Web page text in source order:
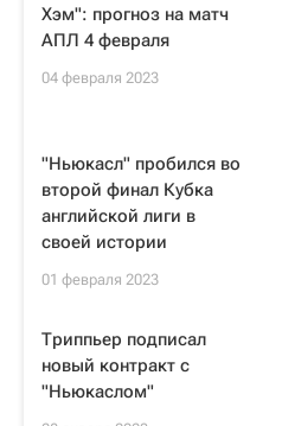
Хэм": прогноз на матч
АПЛ 4 февраля
04 февраля 2023
"Ньюкасл" пробился во
второй финал Кубка
английской лиги в
своей истории
01 февраля 2023
Триппьер подписал
новый контракт с
"Ньюкаслом"